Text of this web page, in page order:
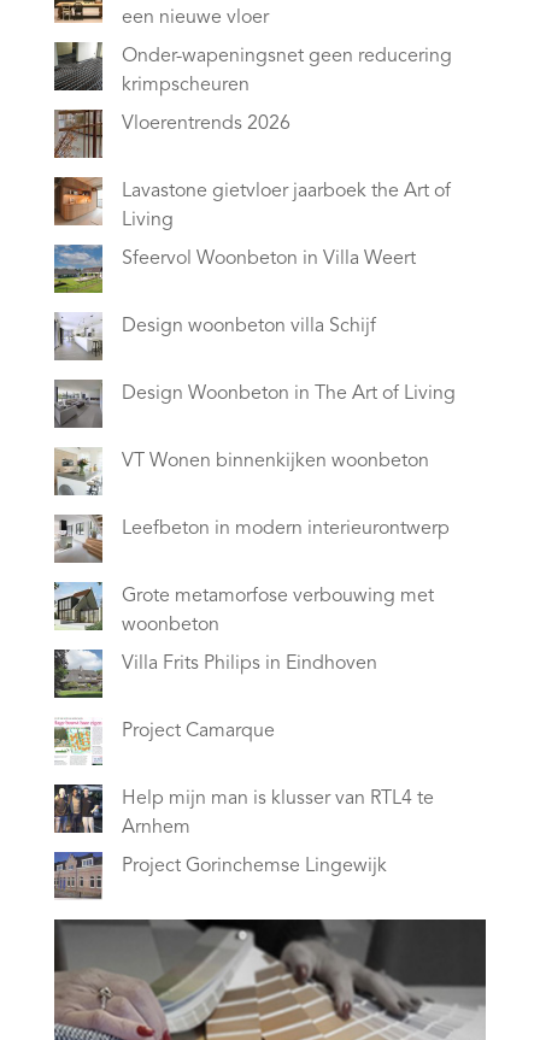
een nieuwe vloer
Onder-wapeningsnet geen reducering
krimpscheuren
Vloerentrends 2026
Lavastone gietvloer jaarboek the Art of
Living
Sfeervol Woonbeton in Villa Weert
Design woonbeton villa Schijf
Design Woonbeton in The Art of Living
VT Wonen binnenkijken woonbeton
Leefbeton in modern interieurontwerp
Grote metamorfose verbouwing met
woonbeton
Villa Frits Philips in Eindhoven
Project Camarque
Help mijn man is klusser van RTL4 te
Arnhem
Project Gorinchemse Lingewijk